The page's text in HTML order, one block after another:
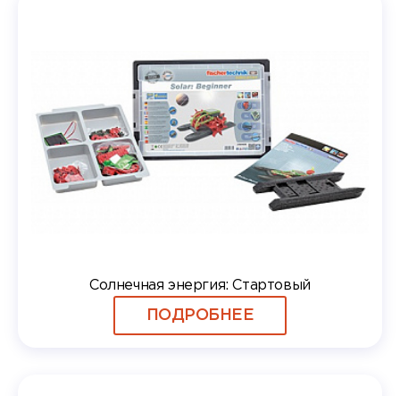
Солнечная энергия: Стартовый
ПОДРОБНЕЕ